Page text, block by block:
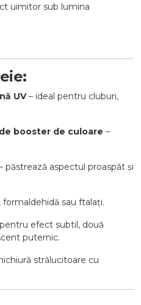
uimitor sub lumina
UV– ideal pentru cluburi,
booster de culoare –
păstrează aspectul proaspăt și
formaldehidă sau ftalați.
efect subtil, două
puternic.
strălucitoare cu